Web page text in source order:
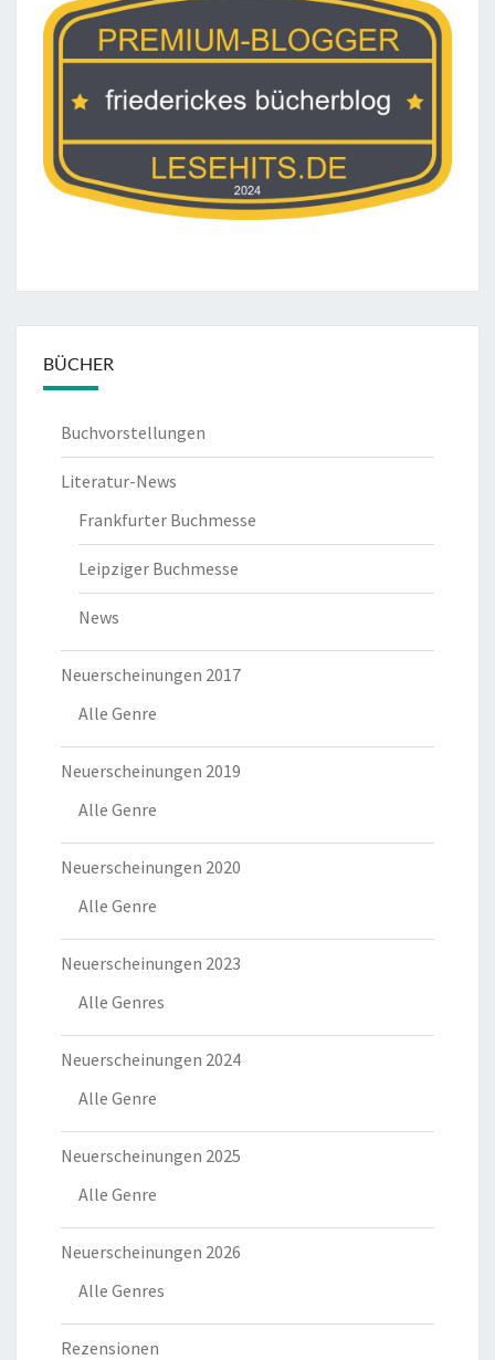
BÜCHER
Buchvorstellungen
Literatur-News
Frankfurter Buchmesse
Leipziger Buchmesse
News
Neuerscheinungen 2017
Alle Genre
Neuerscheinungen 2019
Alle Genre
Neuerscheinungen 2020
Alle Genre
Neuerscheinungen 2023
Alle Genres
Neuerscheinungen 2024
Alle Genre
Neuerscheinungen 2025
Alle Genre
Neuerscheinungen 2026
Alle Genres
Rezensionen